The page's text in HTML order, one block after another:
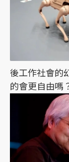
後工作社會的
的會更自由嗎